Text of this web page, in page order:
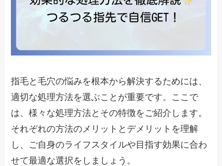
指毛と毛穴の悩みを根本から解決するためには、
適切な処理方法を選ぶことが重要です。ここで
は、様々な処理方法とその特徴をご紹介します。
それぞれの方法のメリットとデメリットを理解
し、ご自身のライフスタイルや目指す効果に合わ
せて最適な選択をしましょう。